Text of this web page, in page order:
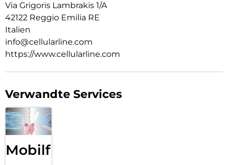
Via Grigoris Lambrakis 1/A
42122 Reggio Emilia RE
Italien
info@cellularline.com
https://www.cellularline.com
Verwandte Services
Mobilfunk